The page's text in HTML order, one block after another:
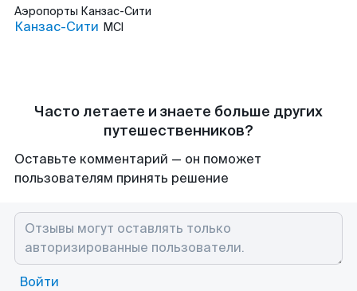
Аэропорты Канзас-Сити
Канзас-Сити MCI
Часто летаете и знаете больше других
путешественников?
Оставьте комментарий — он поможет
пользователям принять решение
Войти